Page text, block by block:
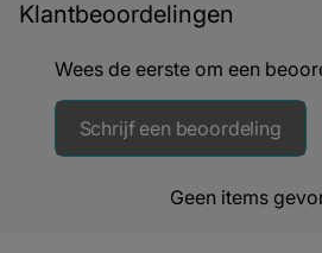
Klantbeoordelingen
Wees de eerste om een
Schrijf een beoordeling
Geen items